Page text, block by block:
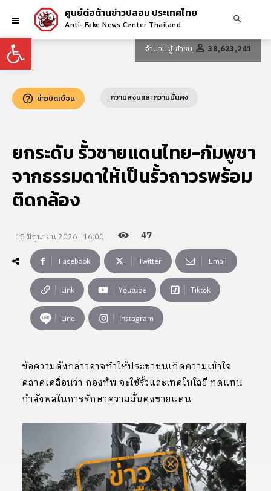
Open toolbar
ศูนย์ต่อต้านข่าวปลอม ประเทศไทย
Anti-Fake News Center Thailand
จำนวนผู้เข้าชม 38,623,241
ข่าวบิดเบือน ความสงบและความมั่นคง
ยกระดับ รั้วชายแดนไทย-กัมพูชา
จากธรรมดาให้เป็นรั้วถาวรพร้อม
ติดกล้อง
15 มิถุนายน 2026 | 16:00 47
Facebook Twitter Email
Link Youtube Tiktok
Line Instagram
ข้อความดังกล่าวอาจทำให้ประชาชนเกิดความเข้าใจ
คลาดเคลื่อนว่า กองทัพ จะใช้รั้วและเทคโนโลยี ทดแทน
กำลังพลในการรักษาความมั่นคงชายแดน